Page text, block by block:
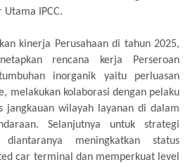
IPCC.
kinerja Perusahaan di tahun 2025,
rencana kerja Perseroan
inorganik yaitu perluasan
melakukan kolaborasi dengan pelaku
jangkauan wilayah layanan di dalam
Selanjutnya untuk strategi
meningkatkan status
car terminal dan memperkuat level